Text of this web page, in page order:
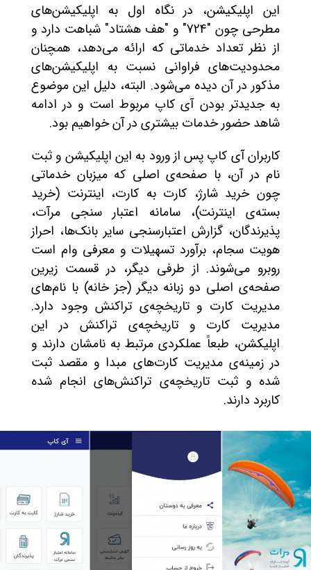
این اپلیکیشن، در نگاه اول به اپلیکیشن‌های
مطرحی چون "724" و "هف هشتاد" شباهت دارد و
از نظر تعداد خدماتی که ارائه می‌دهد، همچنان
محدودیت‌های فراوانی نسبت به اپلیکیشن‌های
مذکور در آن دیده می‌شود. البته، دلیل این موضوع
به جدیدتر بودن آی کاپ مربوط است و در ادامه
شاهد حضور خدمات بیشتری در آن خواهیم بود.
کاربران آی کاپ پس از ورود به این اپلیکیشن و ثبت
نام در آن، با صفحه‌ی اصلی که میزبان خدماتی
چون خرید شارژ، کارت به کارت، اینترنت (خرید
بسته‌ی اینترنت)، سامانه اعتبار سنجی مرآت،
پذیرندگان، گزارش اعتبارسنجی سایر بانک‌ها، احراز
هویت سجام، برآورد تسهیلات و معرفی وام است
روبرو می‌شوند. از طرفی دیگر، در قسمت زیرین
صفحه‌ی اصلی دو زبانه دیگر (جز خانه) با نام‌های
مدیریت کارت و تاریخچه‌ی تراکنش وجود دارد.
مدیریت کارت و تاریخچه‌ی تراکنش در این
اپلیکشن، طبعاً عملکردی مرتبط به نامشان دارند و
در زمینه‌ی مدیریت کارت‌های مبدا و مقصد ثبت
شده و ثبت تاریخچه‌ی تراکنش‌های انجام شده
کاربرد دارند.